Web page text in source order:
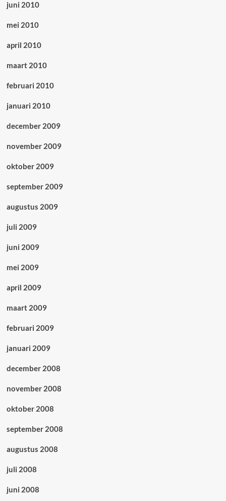
juni 2010
mei 2010
april 2010
maart 2010
februari 2010
januari 2010
december 2009
november 2009
oktober 2009
september 2009
augustus 2009
juli 2009
juni 2009
mei 2009
april 2009
maart 2009
februari 2009
januari 2009
december 2008
november 2008
oktober 2008
september 2008
augustus 2008
juli 2008
juni 2008